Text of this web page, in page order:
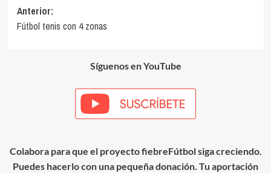
Navegación
de
Anterior:
Fútbol tenis con 4 zonas
Síguenos en YouTube
Colabora para que el proyecto fiebreFútbol siga creciendo.
Puedes hacerlo con una pequeña donación. Tu aportación